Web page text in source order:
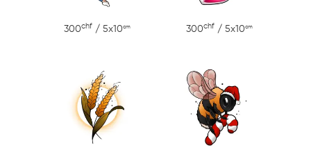
300chf / 5x10cm 300chf / 5x10cm